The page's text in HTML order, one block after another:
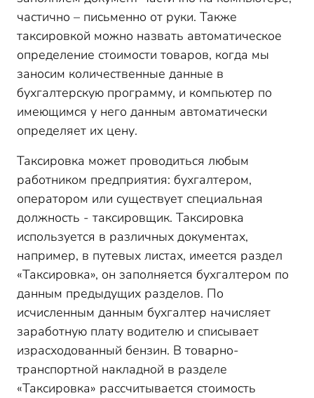
частично – письменно от руки. Также
таксировкой можно назвать автоматическое
определение стоимости товаров, когда мы
заносим количественные данные в
бухгалтерскую программу, и компьютер по
имеющимся у него данным автоматически
определяет их цену.
Таксировка может проводиться любым
работником предприятия: бухгалтером,
оператором или существует специальная
должность - таксировщик. Таксировка
используется в различных документах,
например, в путевых листах, имеется раздел
«Таксировка», он заполняется бухгалтером по
данным предыдущих разделов. По
исчисленным данным бухгалтер начисляет
заработную плату водителю и списывает
израсходованный бензин. В товарно-
транспортной накладной в разделе
«Таксировка» рассчитывается стоимость